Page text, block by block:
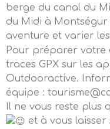
berge du canal du
du Midi à
aventure et varier
Pour préparer votre
traces GPX sur les
Outdooractive.
équipe :
Il ne vous reste plus
et à vous